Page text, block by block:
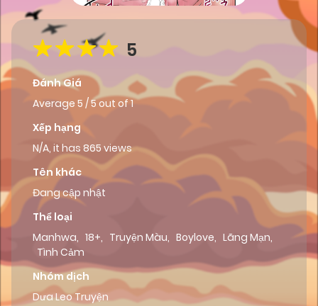
5
Đánh Giá
Average 5 /5out of 1
Xếp hạng
N/A, it has 865 views
Tên khác
Đang cập nhật
Thể loại
Manhwa, 18+, Truyện Màu, Boylove, Lãng Mạn,
Tình Cảm
Nhóm dịch
Dưa Leo Truyện